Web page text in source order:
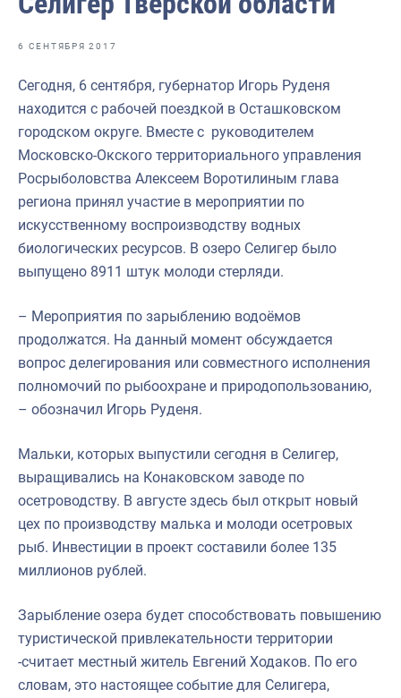
Отраслевые СМИ
Выставки и конференции
Научно-практическая литература
Рыбоохрана России
Отрасль в цифрах
Инфографика
Укрепление духовно-нравственных ценностей
События в России и мире
6 СЕНТЯБРЯ 2017
Сегодня, 6 сентября, губернатор Игорь Руденя
находится с рабочей поездкой в Осташковском
городском округе. Вместе с руководителем
Московско-Окского территориального управления
Росрыболовства Алексеем Воротилиным глава
региона принял участие в мероприятии по
искусственному воспроизводству водных
биологических ресурсов. В озеро Селигер было
выпущено 8911 штук молоди стерляди.
– Мероприятия по зарыблению водоёмов
продолжатся. На данный момент обсуждается
вопрос делегирования или совместного исполнения
полномочий по рыбоохране и природопользованию,
– обозначил Игорь Руденя.
Мальки, которых выпустили сегодня в Селигер,
выращивались на Конаковском заводе по
осетроводству. В августе здесь был открыт новый
цех по производству малька и молоди осетровых
рыб. Инвестиции в проект составили более 135
миллионов рублей.
Зарыбление озера будет способствовать повышению
туристической привлекательности территории
-считает местный житель Евгений Ходаков. По его
словам, это настоящее событие для Селигера,